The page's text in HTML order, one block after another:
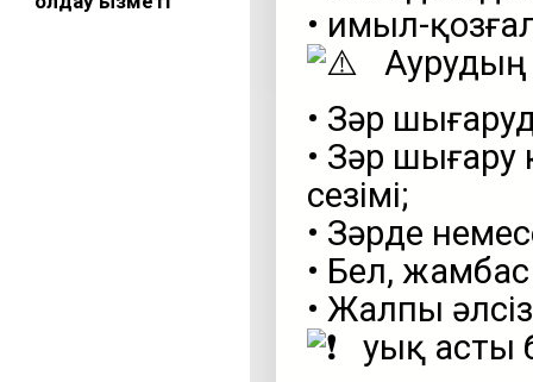
• Қимыл-
Аурудың
• Зәр
• Зәр шығару
сезімі;
• Зәрде
• Бел,
• Жалпы
Қуық